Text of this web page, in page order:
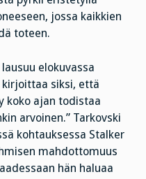
jossa kaikkien
toteen.
elokuvassa
kirjoittaa siksi, että
koko ajan todistaa
arvoinen.” Tarkovski
kohtauksessa Stalker
mahdottomuus
hän haluaa